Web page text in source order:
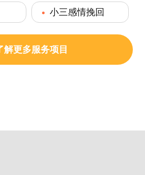
小三感情挽回
解更多服务项目